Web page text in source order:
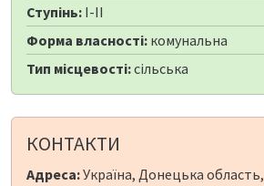
Ступінь: I-II
Форма власності: комунальна
Тип місцевості:сільська
КОНТАКТИ
Адреса:Україна, Донецька область,